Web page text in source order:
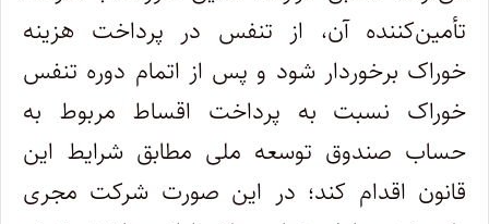
تأمین‌کننده آن، از تنفس در پرداخت هزینه
خوراک برخوردار شود و پس از اتمام دوره تنفس
خوراک نسبت به پرداخت اقساط مربوط به
حساب صندوق توسعه ملی مطابق شرایط این
قانون اقدام کند؛ در این صورت شرکت مجری